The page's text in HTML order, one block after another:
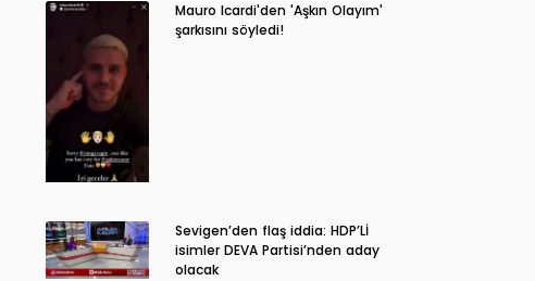
Mauro Icardi'den 'Aşkın Olayım'
şarkısını söyledi!
Sevigen’den flaş iddia: HDP’Lİ
isimler DEVA Partisi’nden aday
olacak